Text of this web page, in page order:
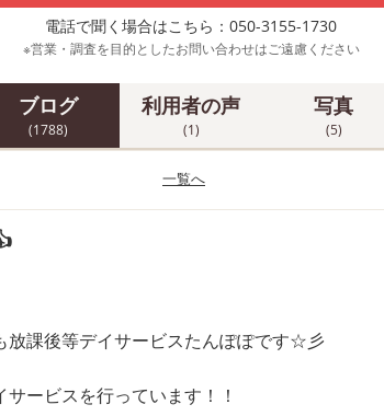
電話で聞く場合はこちら：050-3155-1730
※営業・調査を目的としたお問い合わせはご遠慮ください
ブログ
(1788)
利用者の声
(1)
写真
(5)
一覧へ
放課後等デイサービスたんぽぽです☆彡
ービスを行っています！！